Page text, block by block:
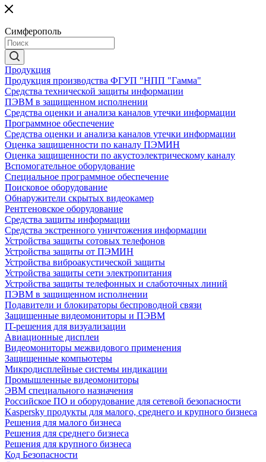
Симферополь
Продукция
Продукция производства ФГУП "НПП "Гамма"
Средства технической защиты информации
ПЭВМ в защищенном исполнении
Средства оценки и анализа каналов утечки информации
Программное обеспечение
Средства оценки и анализа каналов утечки информации
Оценка защищенности по каналу ПЭМИН
Оценка защищенности по акустоэлектрическому каналу
Вспомогательное оборудование
Специальное программное обеспечение
Поисковое оборудование
Обнаружители скрытых видеокамер
Рентгеновское оборудование
Средства защиты информации
Средства экстренного уничтожения информации
Устройства защиты сотовых телефонов
Устройства защиты от ПЭМИН
Устройства виброакустической защиты
Устройства защиты сети электропитания
Устройства защиты телефонных и слаботочных линий
ПЭВМ в защищенном исполнении
Подавители и блокираторы беспроводной связи
Защищенные видеомониторы и ПЭВМ
IT-решения для визуализации
Авиационные дисплеи
Видеомониторы межвидового применения
Защищенные компьютеры
Микродисплейные системы индикации
Промышленные видеомониторы
ЭВМ специального назначения
Российское ПО и оборудование для сетевой безопасности
Kaspersky продукты для малого, среднего и крупного бизнеса
Решения для малого бизнеса
Решения для среднего бизнеса
Решения для крупного бизнеса
Код Безопасности